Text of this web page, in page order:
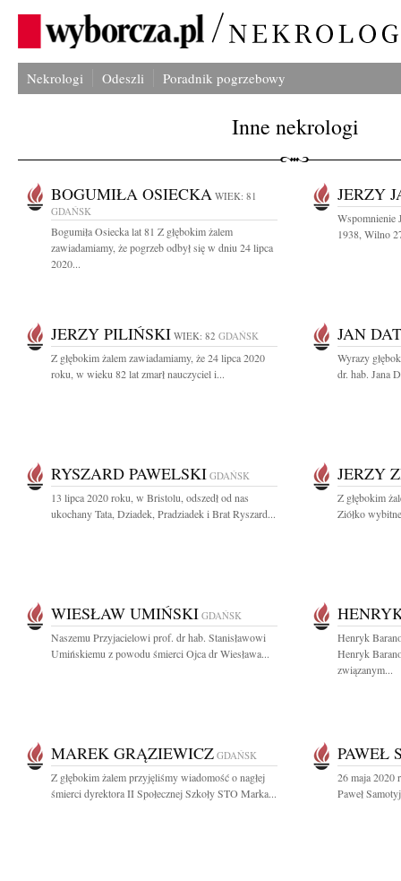
Nekrologi Odeszli Poradnik pogrzebowy
Inne nekrologi
BOGUMIŁA OSIECKA WIEK: 81
GDAŃSK
Bogumiła Osiecka lat 81 Z głębokim żalem
zawiadamiamy, że pogrzeb odbył się w dniu 24 lipca
2020...
JERZY
Wspomnienie
1938, Wilno
JERZY PILIŃSKI WIEK: 82 GDAŃSK
Z głębokim żalem zawiadamiamy, że 24 lipca 2020
roku, w wieku 82 lat zmarł nauczyciel i...
JAN
Wyrazy
dr. hab. Jana
RYSZARD PAWELSKI GDAŃSK
13 lipca 2020 roku, w Bristolu, odszedł od nas
ukochany Tata, Dziadek, Pradziadek i Brat Ryszard...
JERZY
Z głębokim
Ziółko
WIESŁAW UMIŃSKI GDAŃSK
Naszemu Przyjacielowi prof. dr hab. Stanisławowi
Umińskiemu z powodu śmierci Ojca dr Wiesława...
Henryk
Henryk
związanym...
MAREK GRĄZIEWICZ GDAŃSK
Z głębokim żalem przyjęliśmy wiadomość o nagłej
śmierci dyrektora II Społecznej Szkoły STO Marka...
PAWEŁ
26 maja 2020
Paweł